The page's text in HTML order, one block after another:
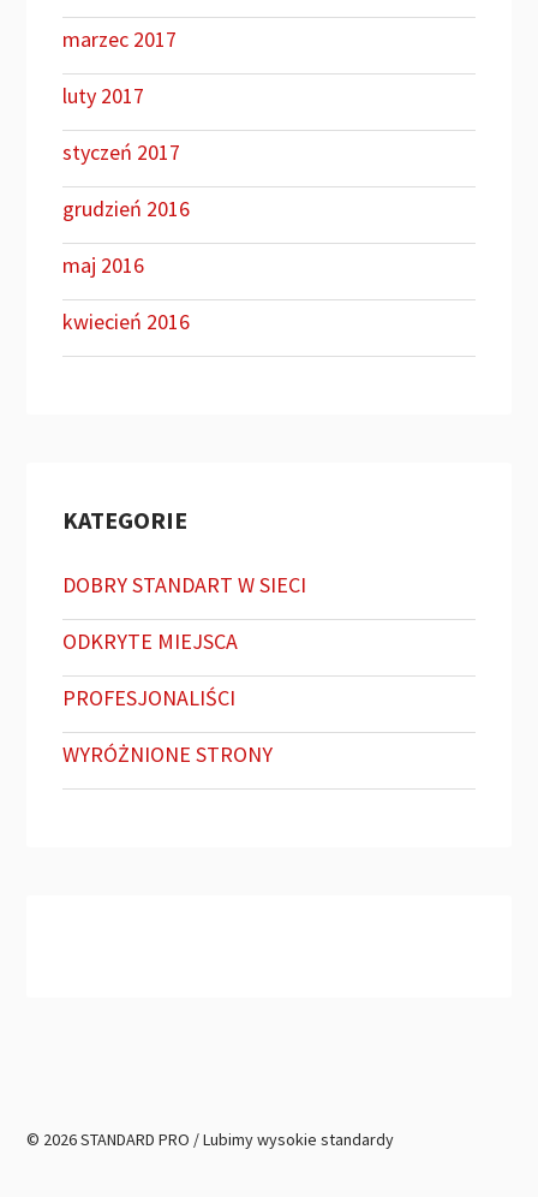
marzec 2017
luty 2017
styczeń 2017
grudzień 2016
maj 2016
kwiecień 2016
KATEGORIE
DOBRY STANDART W SIECI
ODKRYTE MIEJSCA
PROFESJONALIŚCI
WYRÓŻNIONE STRONY
© 2026 STANDARD PRO / Lubimy wysokie standardy